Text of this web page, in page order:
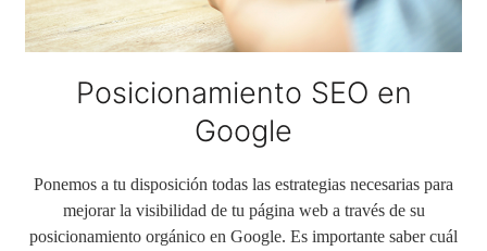
Posicionamiento SEO en
Google
Ponemos a tu disposición todas las estrategias necesarias para
mejorar la visibilidad de tu página web a través de su
posicionamiento orgánico en Google. Es importante saber cuál